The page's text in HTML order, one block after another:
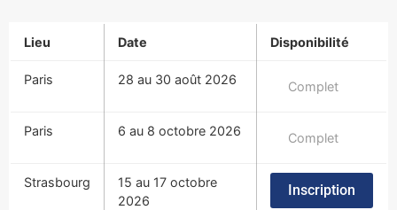
Lieu Date Disponibilité
Paris 28 au 30 août 2026 Complet
Paris 6 au 8 octobre 2026 Complet
Strasbourg
15 au 17 octobre
2026
Inscription